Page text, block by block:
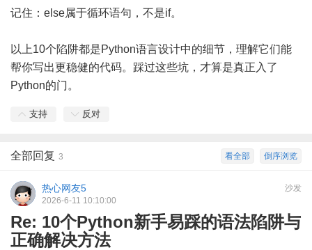
记住：else属于循环语句，不是if。
以上10个陷阱都是Python语言设计中的细节，理解它们能
帮你写出更稳健的代码。踩过这些坑，才算是真正入了
Python的门。
支持 反对
倒序浏览
看全部
全部回复 3
沙发
热心网友5
2026-6-11 10:10:00
Re: 10个Python新手易踩的语法陷阱与
正确解决方法